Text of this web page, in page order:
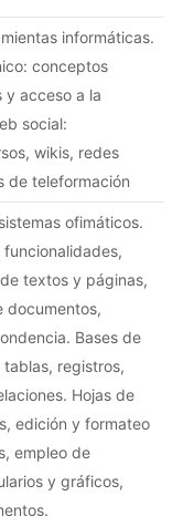
informáticas.
conceptos
y acceso a la
social:
wikis, redes
de teleformación
ofimáticos.
textos y páginas,
documentos,
Bases de
registros,
Hojas de
edición y formateo
empleo de
y gráficos,